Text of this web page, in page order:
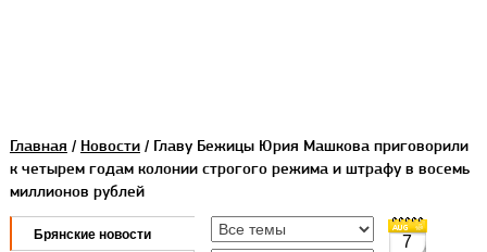
Главная / Новости/ Главу Бежицы Юрия Машкова приговорили
к четырем годам колонии строгого режима и штрафу в восемь
миллионов рублей
Брянские новости 7